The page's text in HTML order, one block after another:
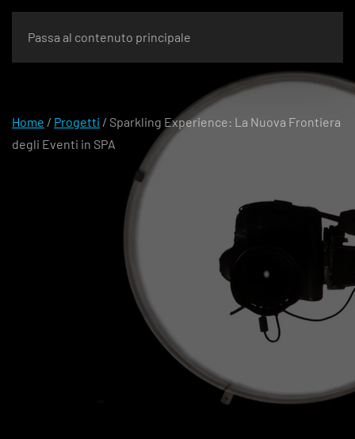
Passa al contenuto principale
Home / Progetti / Sparkling Experience: La Nuova Frontiera
degli Eventi in SPA